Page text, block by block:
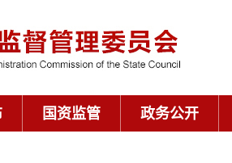
国资监管 政务公开